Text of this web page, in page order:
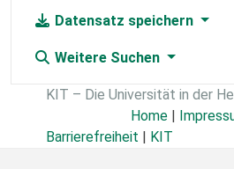
Datensatz speichern
Weitere Suchen
KIT – Die Universität in der
Home |
Barrierefreiheit | KIT